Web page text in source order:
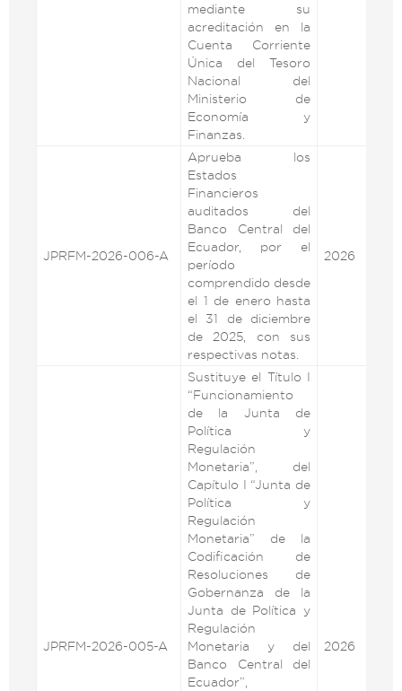
mediante su
acreditación en la
Cuenta Corriente
Única del Tesoro
Nacional del
Ministerio de
Economía y
Finanzas.
JPRFM-2026-006-A
Aprueba los
Estados
Financieros
auditados del
Banco Central del
Ecuador, por el
período
comprendido desde
el 1 de enero hasta
el 31 de diciembre
de 2025, con sus
respectivas notas.
2026
JPRFM-2026-005-A
Sustituye el Título I
“Funcionamiento
de la Junta de
Política y
Regulación
Monetaria”, del
Capítulo I “Junta de
Política y
Regulación
Monetaria” de la
Codificación de
Resoluciones de
Gobernanza de la
Junta de Política y
Regulación
Monetaria y del
Banco Central del
Ecuador”,
2026